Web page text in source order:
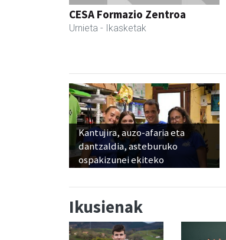
CESA Formazio Zentroa
Urnieta - Ikasketak
Kantujira, auzo-afaria eta
dantzaldia, asteburuko
ospakizunei ekiteko
Ikusienak